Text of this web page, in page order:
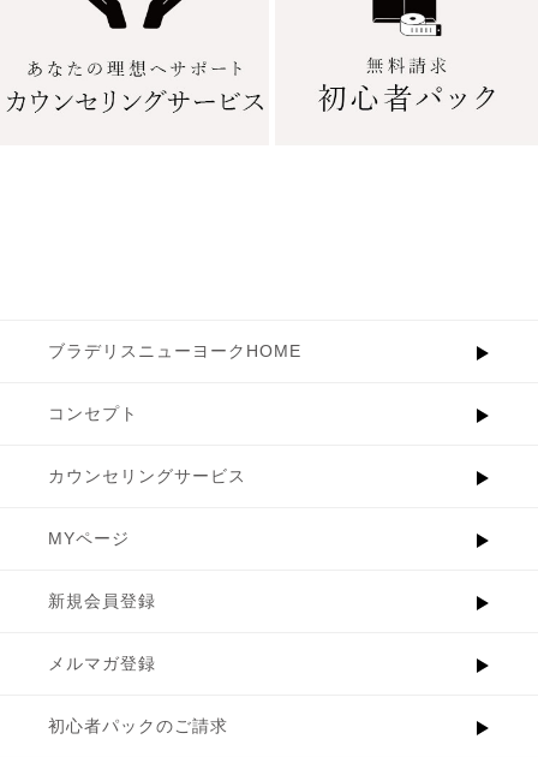
ブラデリスニューヨークHOME
コンセプト
カウンセリングサービス
MYページ
新規会員登録
メルマガ登録
初心者パックのご請求